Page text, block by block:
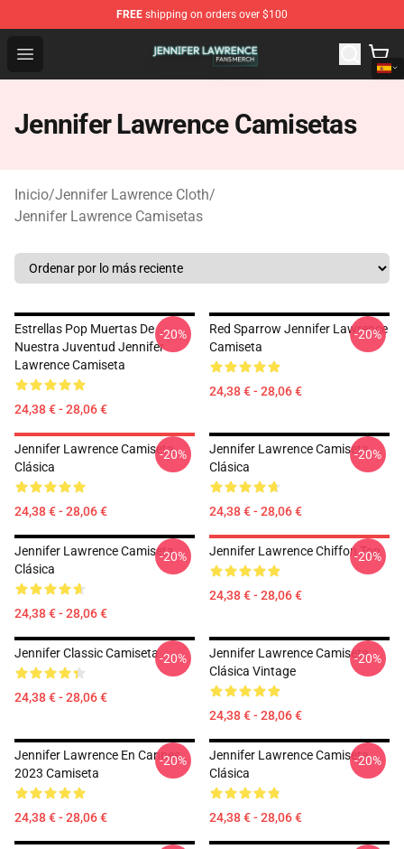
FREE shipping on orders over $100
Open menu
Jennifer Lawrence Shop - Official Jennifer Lawrence
Jennifer Lawrence Camisetas
Inicio/Jennifer Lawrence Cloth/
Jennifer Lawrence Camisetas
Estrellas Pop Muertas De
Nuestra Juventud Jennifer
Lawrence Camiseta
24,38 € - 28,06 €
-20%
Red Sparrow Jennifer Lawrence
Camiseta
24,38 € - 28,06 €
-20%
Jennifer Lawrence Camiseta
Clásica
24,38 € - 28,06 €
-20%
Jennifer Lawrence Camiseta
Clásica
24,38 € - 28,06 €
-20%
Jennifer Lawrence Camiseta
Clásica
24,38 € - 28,06 €
-20% Jennifer Lawrence Chiffon Top
24,38 € - 28,06 €
-20%
Jennifer Classic Camiseta
24,38 € - 28,06 €
-20%
Jennifer Lawrence Camiseta
Clásica Vintage
24,38 € - 28,06 €
-20%
Jennifer Lawrence En Cannes
2023 Camiseta
24,38 € - 28,06 €
-20%
Jennifer Lawrence Camiseta
Clásica
24,38 € - 28,06 €
-20%